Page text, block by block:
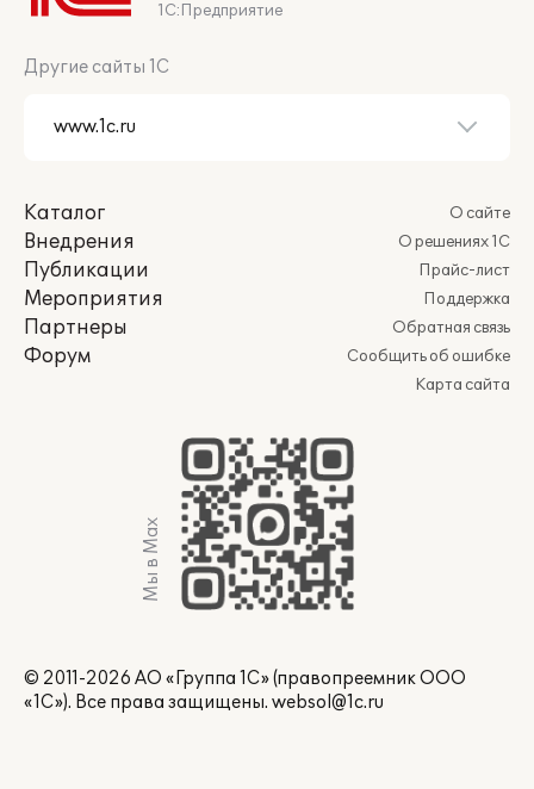
1С:Предприятие
Другие сайты 1С
Каталог
Внедрения
Публикации
Мероприятия
Партнеры
Форум
О сайте
О решениях 1С
Прайс-лист
Поддержка
Обратная связь
Сообщить об ошибке
Карта сайта
Мы в Max
© 2011-2026 АО «Группа 1С» (правопреемник ООО
«1С»). Все права защищены. websol@1c.ru